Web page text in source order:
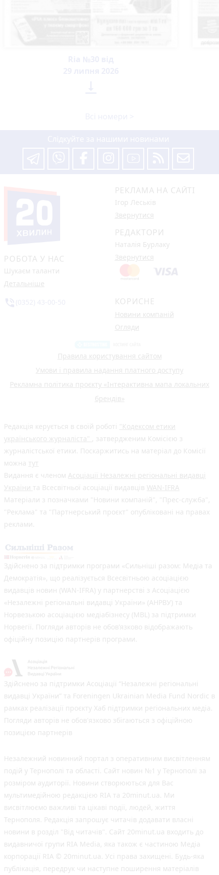
РОБОТА У НАС
Шукаєм таланти
Детальніше
РЕКЛАМА НА САЙТІ
Ігор Леськів
Звернутися
РЕДАКТОРИ
Наталія Бурлаку
Звернутися
КОРИСНЕ
Новини компаній
Огляди
Правила користування сайтом
Умови і правила надання платного доступу
Рекламна політика проєкту «Інтерактивна мапа локальних
брендів»
Редакція керується в своїй роботі "Кодексом етики
українського журналіста" , затвердженим Комісією з
журналістської етики. Поскаржитись на матеріал до Комісії
можна тут
Видання є членом Асоціації Незалежні регіональні видавці
України та Всесвітньої асоціації видавців WAN-IFRA
Матеріали з позначками "Новини компаній", "Прес-служба",
"Реклама" та "Партнерський проєкт" опубліковані на правах
реклами.
Здійснено за підтримки програми «Сильніші разом: Медіа та
Демократія», що реалізується Всесвітньою асоціацією
видавців новин (WAN-IFRA) у партнерстві з Асоціацією
«Незалежні регіональні видавці України» (АНРВУ) та
Норвезькою асоціацією медіабізнесу (MBL) за підтримки
Норвегії. Погляди авторів не обов’язково відображають
офіційну позицію партнерів програми.
Здійснено за підтримки Асоціації “Незалежні регіональні
видавці України” та Foreningen Ukrainian Media Fund Nordic в
рамках реалізації проєкту Хаб підтримки регіональних медіа.
Погляди авторів не обов'язково збігаються з офіційною
позицією партнерів
Незалежний новинний портал з оперативним висвітленням
подій у Тернополі та області. Сайт новин №1 у Тернополі за
розміром аудиторії. Новини створюються для Вас
мультимедійною редакцією RIA та 20minut.ua. Ми
висвітлюємо важливі та цікаві події, людей, життя
Тернополя. Редакція запрошує читачів додавати власні
новини в розділ "Від читачів". Сайт 20minut.ua входить до
видавничої групи RIA Media, яка також є частиною Медіа
корпорації RIA © 20minut.ua. Усі права захищені. Будь-яка
публiкацiя, передрук чи наступне поширення матеріалів